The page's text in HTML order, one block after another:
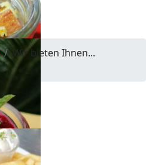
Wir bieten Ihnen...